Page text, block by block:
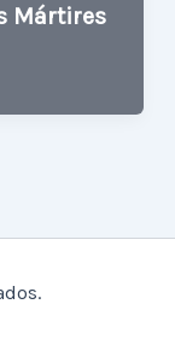
Mártires